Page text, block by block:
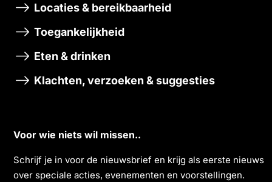
Locaties & bereikbaarheid
Toegankelijkheid
Eten & drinken
Klachten, verzoeken & suggesties
Voor wie niets wil missen..
Schrĳf je in voor de nieuwsbrief en krĳg als eerste nieuws
over speciale acties, evenementen en voorstellingen.